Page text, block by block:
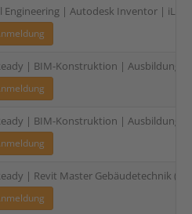
Engineering | Autodesk Inventor |
| BIM-Konstruktion | Ausbildung
| BIM-Konstruktion | Ausbildung
| Revit Master Gebäudetechnik